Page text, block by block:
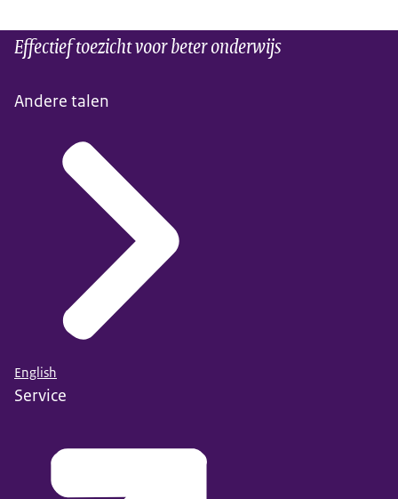
Effectief toezicht voor beter onderwijs
Andere talen
English
Service